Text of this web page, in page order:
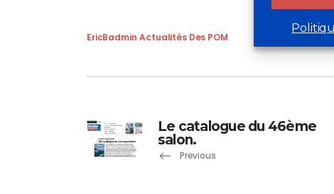
EricBadmin Actualités Des POM
Le catalogue du 46ème
salon.
Previous